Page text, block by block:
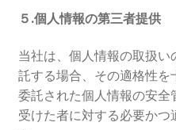
５.個人情報の第三者提供
当社は、個人情報の取扱
託する場合、その適格性を
委託された個人情報の安全
受けた者に対する必要かつ